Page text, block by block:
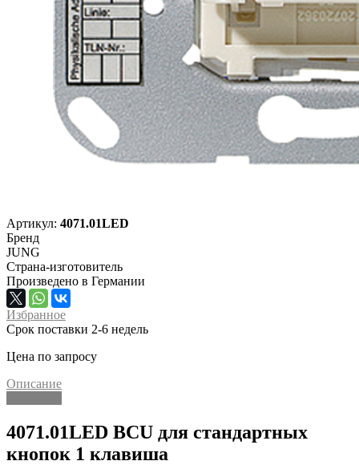
Артикул: 4071.01LED
Бренд
JUNG
Страна-изготовитель
Произведено в Германии
Избранное
Срок поставки 2-6 недель
Цена по запросу
Описание
4071.01LED BCU для стандартных
кнопок 1 клавиша